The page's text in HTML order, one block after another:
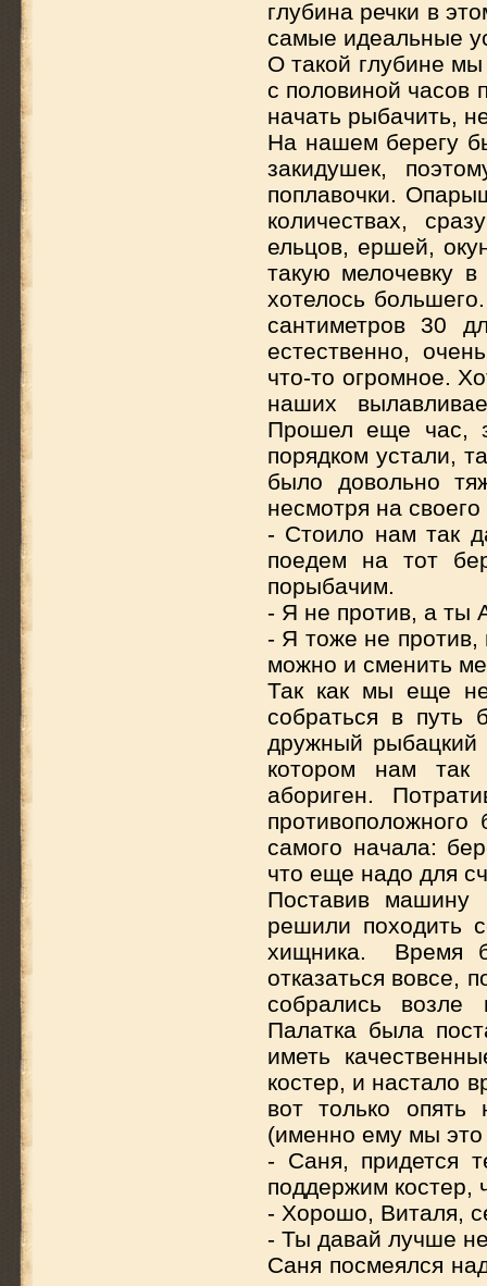
глубина речки в
самые идеальные
О такой глубине
с половиной часов
начать рыбачить,
На нашем берегу
закидушек,
поплавочки.
количествах,
ельцов, ершей,
такую мелочевку
хотелось
сантиметров 30
естественно,
что-то огромное.
наших
Прошел еще час,
порядком устали,
было довольно
несмотря на
- Стоило нам так
поедем на тот
порыбачим.
- Я не против, а ты
- Я тоже не
можно и сменить
Так как мы еще не
собраться в путь
дружный рыбацкий
котором нам
абориген.
самого начала:
что еще надо для
Поставив машину
решили походить
хищника. Время
отказаться вовсе,
собрались
Палатка была
иметь
костер, и настало
вот только опять
(именно ему мы это
- Саня, придется
поддержим костер,
- Хорошо, Виталя,
- Ты давай лучше
Саня посмеялся